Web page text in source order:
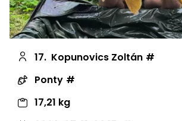
17. Kopunovics Zoltán
Ponty
17,21 kg